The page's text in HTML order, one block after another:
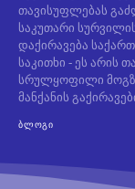
თავისუფლებას
საკუთარი
დაქირავება
საკითხი - ეს არის
სრულყოფილი
მანქანის
ᲑᲚᲝᲒᲘ